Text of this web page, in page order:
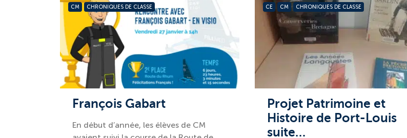
CM CHRONIQUES DE CLASSE
François Gabart
En début d’année, les élèves de CM
CE CM CHRONIQUES DE CLASSE
Projet Patrimoine et
Histoire de Port-Louis
suite…